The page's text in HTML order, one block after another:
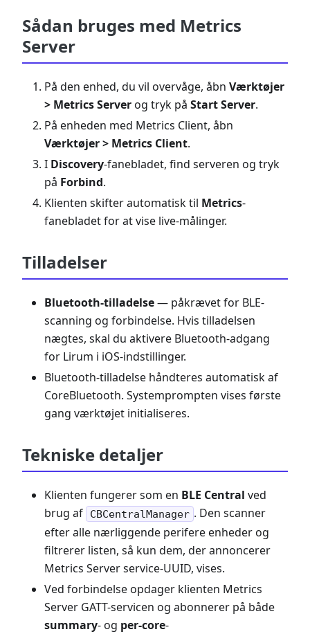
Sådan bruges med Metrics
Server
På den enhed, du vil overvåge, åbn Værktøjer
> Metrics Serverog tryk på Start Server.
På enheden med Metrics Client, åbn
Værktøjer > Metrics Client.
I Discovery-fanebladet, find serveren og tryk
på Forbind.
Klienten skifter automatisk til Metrics-
fanebladet for at vise live-målinger.
Tilladelser
Bluetooth-tilladelse— påkrævet for BLE-
scanning og forbindelse. Hvis tilladelsen
nægtes, skal du aktivere Bluetooth-adgang
for Lirum i iOS-indstillinger.
Bluetooth-tilladelse håndteres automatisk af
CoreBluetooth. Systemprompten vises første
gang værktøjet initialiseres.
Tekniske detaljer
Klienten fungerer som en BLE Central ved
brug af
CBCentralManager . Den scanner
efter alle nærliggende perifere enheder og
filtrerer listen, så kun dem, der annoncerer
Metrics Server service-UUID, vises.
Ved forbindelse opdager klienten Metrics
Server GATT-servicen og abonnerer på både
summary- og per-core-